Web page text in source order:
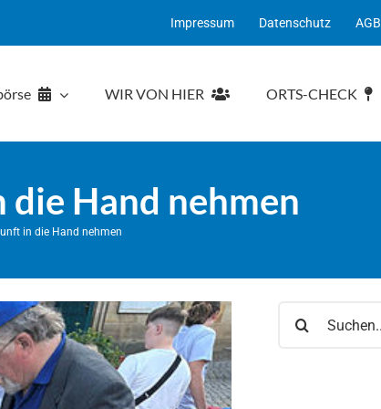
Impressum Datenschutz AGB
WIR VON HIER ORTS-CHECK
Hand nehmen
in die Hand nehmen
nach: